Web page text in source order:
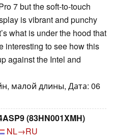
7 but the soft-to-touch
is vibrant and punchy
what is under the hood that
interesting to see how this
against the Intel and
малой длины, Дата: 06
(83HN001XMH)
NL→RU